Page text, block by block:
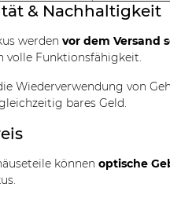
& Nachhaltigkeit
werdenvor dem Versand
volle Funktionsfähigkeit.
Wiederverwendung von
bares Geld.
könnenoptische